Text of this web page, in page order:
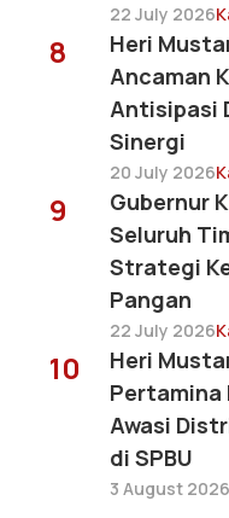
22 July 2026
8
Heri
Ancaman
Antisipasi
Sinergi
20 July 2026
9
Gubernur
Seluruh
Strategi
Pangan
22 July 2026
10
Heri
Pertamina
Awasi
di SPBU
3 August 2026